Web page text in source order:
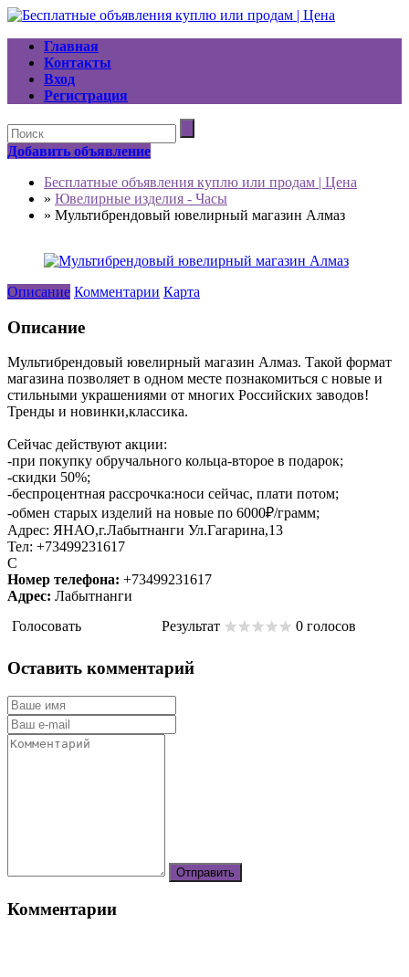
Главная
Контакты
Вход
Регистрация
Добавить объявление
Бесплатные объявления куплю или продам | Цена
» Ювелирные изделия - Часы
» Mультибрендовый ювелирный магазин Алмаз
Описание Комментарии Карта
Описание
Мультибрендовый ювелирный магазин Алмаз. Такой формат
магазина позволяет в одном месте познакомиться с новые и
стильными украшениями от многих Российских заводов!
Тренды и новинки,классика.
Сейчас действуют акции:
-при покупку обручального кольца-второе в подарок;
-скидки 50%;
-беспроцентная рассрочка:носи сейчас, плати потом;
-обмен старых изделий на новые по 6000₽/грамм;
Адрес: ЯНАО,г.Лабытнанги Ул.Гагарина,13
Тел: +73499231617
С
Номер телефона: +73499231617
Адрес: Лабытнанги
Голосовать
Результат 0 голосов
Оставить комментарий
Комментарии